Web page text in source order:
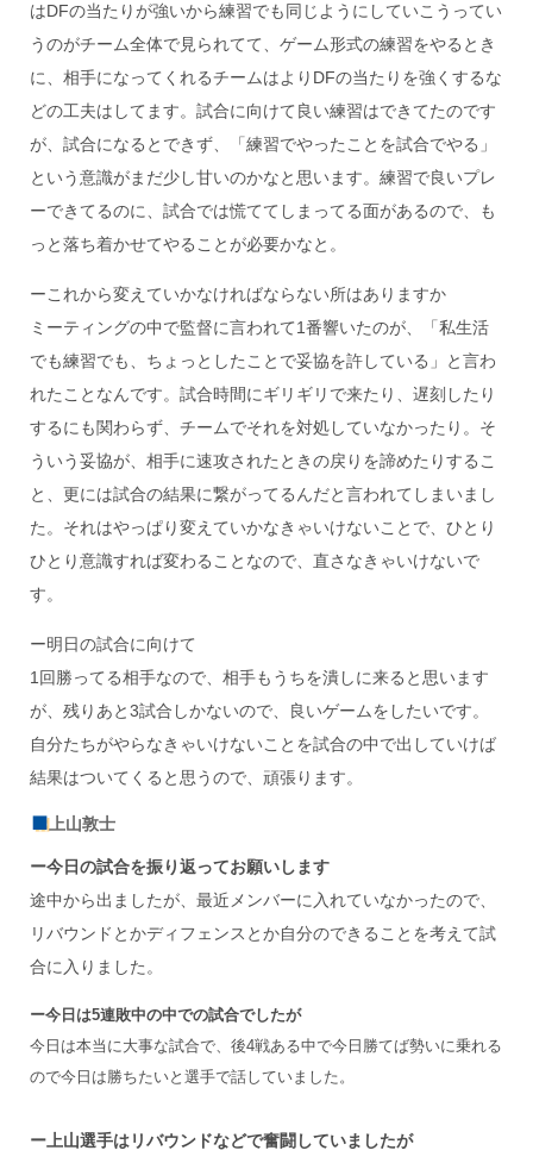
はDFの当たりが強いから練習でも同じようにしていこうってい
うのがチーム全体で見られてて、ゲーム形式の練習をやるとき
に、相手になってくれるチームはよりDFの当たりを強くするな
どの工夫はしてます。試合に向けて良い練習はできてたのです
が、試合になるとできず、「練習でやったことを試合でやる」
という意識がまだ少し甘いのかなと思います。練習で良いプレ
ーできてるのに、試合では慌ててしまってる面があるので、も
っと落ち着かせてやることが必要かなと。
ーこれから変えていかなければならない所はありますか
ミーティングの中で監督に言われて1番響いたのが、「私生活
でも練習でも、ちょっとしたことで妥協を許している」と言わ
れたことなんです。試合時間にギリギリで来たり、遅刻したり
するにも関わらず、チームでそれを対処していなかったり。そ
ういう妥協が、相手に速攻されたときの戻りを諦めたりするこ
と、更には試合の結果に繋がってるんだと言われてしまいまし
た。それはやっぱり変えていかなきゃいけないことで、ひとり
ひとり意識すれば変わることなので、直さなきゃいけないで
す。
ー明日の試合に向けて
1回勝ってる相手なので、相手もうちを潰しに来ると思います
が、残りあと3試合しかないので、良いゲームをしたいです。
自分たちがやらなきゃいけないことを試合の中で出していけば
結果はついてくると思うので、頑張ります。
上山敦士
ー今日の試合を振り返ってお願いします
途中から出ましたが、最近メンバーに入れていなかったので、
リバウンドとかディフェンスとか自分のできることを考えて試
合に入りました。
ー今日は5連敗中の中での試合でしたが
今日は本当に大事な試合で、後4戦ある中で今日勝てば勢いに乗れる
ので今日は勝ちたいと選手で話していました。
ー上山選手はリバウンドなどで奮闘していましたが